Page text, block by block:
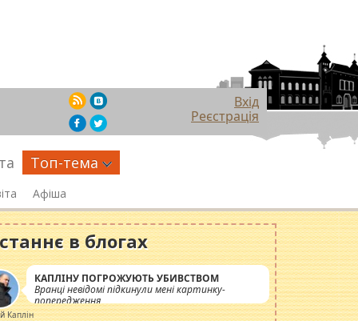
Вхід
Реєстрація
Топ-тема
Афіша
в блогах
КАПЛІНУ ПОГРОЖУЮТЬ УБИВСТВОМ
Вранці невідомі підкинули мені картинку-
попередження
Каплін